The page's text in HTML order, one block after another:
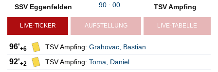
SSV Eggenfelden 90 : 00 TSV Ampfing
LIVE-TICKER AUFSTELLUNG LIVE-TABELLE
96'+6 TSV Ampfing: Grahovac Bastian
92'+2 TSV Ampfing: Toma Daniel